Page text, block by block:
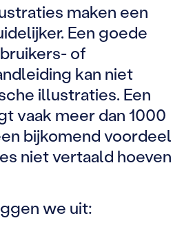
maken een
Een goede
of
kan niet
illustraties. Een
vaak meer dan 1000
bijkomend voordeel
niet vertaald hoeven
we uit: